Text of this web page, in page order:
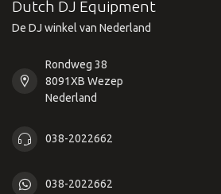
Dutch DJ Equipment
De DJ winkel van Nederland
Rondweg 38
8091XB Wezep
Nederland
038-2022662
038-2022662